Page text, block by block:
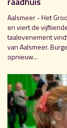
Aalsmeer - Het
en viert de
taalevenement
van Aalsmeer.
opnieuw...